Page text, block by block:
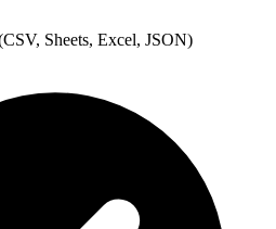
Sheets, Excel, JSON)